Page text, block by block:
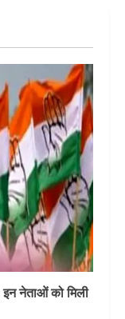
इन नेताओं को मिली